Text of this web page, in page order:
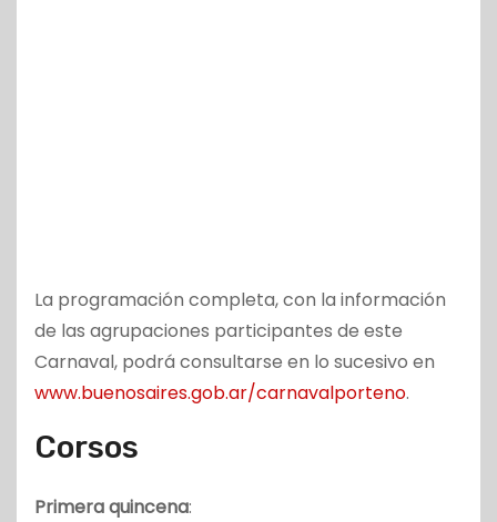
La programación completa, con la información
de las agrupaciones participantes de este
Carnaval, podrá consultarse en lo sucesivo en
www.buenosaires.gob.ar/carnavalporteno.
Corsos
Primera quincena: